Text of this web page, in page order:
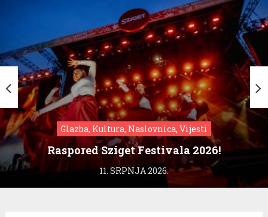
Glazba, Kultura, Naslovnica, Vijesti
Raspored Sziget Festivala 2026!
11. SRPNJA 2026.